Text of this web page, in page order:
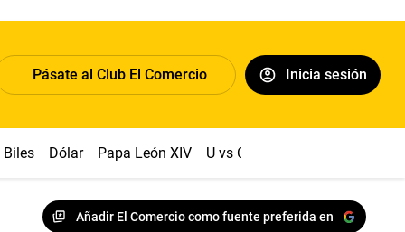
Pásate al Club El Comercio Inicia sesión
Dólar Papa León XIV U vs Cristal
Añadir El Comercio como fuente preferida en